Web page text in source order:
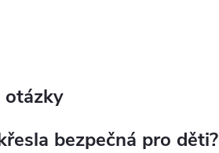
otázky
bezpečná pro děti?